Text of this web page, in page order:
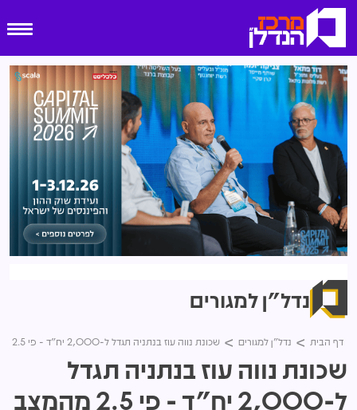
נדל"ן למגורים
דף הבית נדל"ן למגורים שכונת נווה עוז בנתניה תגדל ל-2,000 יח"ד - פי 2.5 מהמצב כיום
שכונת נווה עוז בנתניה תגדל
ל-2,000 יח"ד - פי 2.5 מהמצב